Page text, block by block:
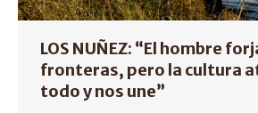
LOS NUÑEZ: “El hombre
fronteras, pero la cultura
todo y nos une”